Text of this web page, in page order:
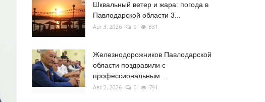
Шквальный ветер и жара: погода в
Павлодарской области 3...
Авг 3, 2026 0 831
Железнодорожников Павлодарской
области поздравили с
профессиональным...
Авг 2, 2026 0 791